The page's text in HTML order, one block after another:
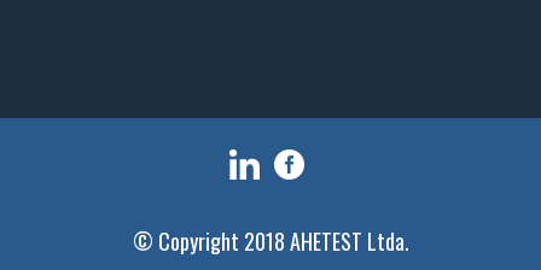
© Copyright 2018 AHETEST Ltda.